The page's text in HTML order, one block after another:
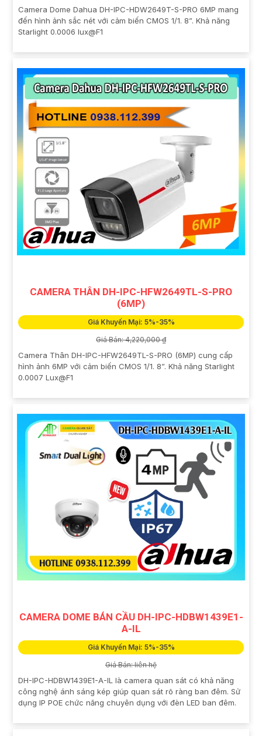
Camera Dome Dahua DH-IPC-HDW2649T-S-PRO 6MP mang
đến hình ảnh sắc nét với cảm biến CMOS 1/1. 8”. Khả năng
Starlight 0.0006 lux@F1
CAMERA THÂN DH-IPC-HFW2649TL-S-PRO
(6MP)
Giá Khuyến Mại: 5%-35%
Giá Bán: 4,220,000 ₫
Camera Thân DH-IPC-HFW2649TL-S-PRO (6MP) cung cấp
hình ảnh 6MP với cảm biến CMOS 1/1. 8”. Khả năng Starlight
0.0007 Lux@F1
CAMERA DOME BÁN CẦU DH-IPC-HDBW1439E1-
A-IL
Giá Khuyến Mại: 5%-35%
Giá Bán: liên hệ
DH-IPC-HDBW1439E1-A-IL là camera quan sát có khả năng
công nghệ ánh sáng kép giúp quan sát rõ ràng ban đêm. Sử
dụng IP POE chức năng chuyên dụng với đèn LED ban đêm.